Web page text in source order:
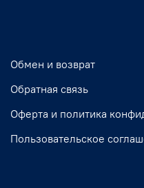
Обмен и возврат
Обратная связь
Оферта и политика
Пользовательское